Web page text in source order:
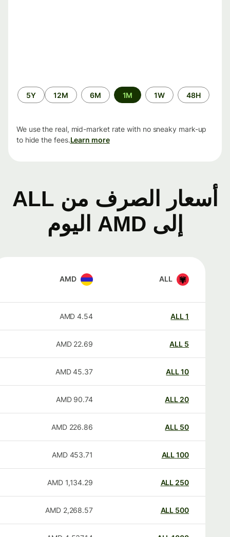
الفترة
الزمنية
48H
1W
1M
6M
12M
5Y
We use the real, mid-market rate with no sneaky mark-up
to hide the fees.Learn more
أسعار الصرف من ALL
إلى AMD اليوم
ALL
AMD
ALL
4.54
AMD
ALL
22.69
AMD
ALL
45.37
AMD
20
ALL
90.74
AMD
50
ALL
226.86
AMD
100
ALL
453.71
AMD
250
ALL
1,134.29
AMD
500
ALL
2,268.57
AMD